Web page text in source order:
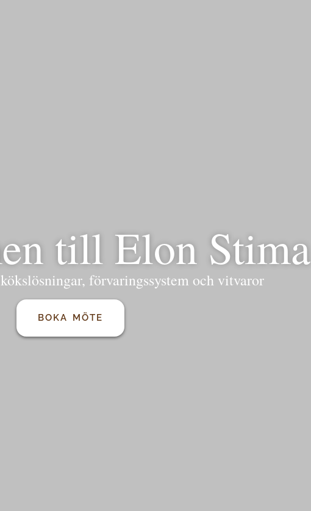
till Elon Stima
förvaringssystem och vitvaror
BOKA MÖTE